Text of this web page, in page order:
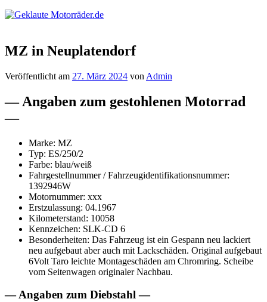
MZ in Neuplatendorf
Veröffentlicht am 27. März 2024 von Admin
— Angaben zum gestohlenen Motorrad
—
Marke: MZ
Typ: ES/250/2
Farbe: blau/weiß
Fahrgestellnummer / Fahrzeugidentifikationsnummer:
1392946W
Motornummer: xxx
Erstzulassung: 04.1967
Kilometerstand: 10058
Kennzeichen: SLK-CD 6
Besonderheiten: Das Fahrzeug ist ein Gespann neu lackiert
neu aufgebaut aber auch mit Lackschäden. Original aufgebaut
6Volt Taro leichte Montageschäden am Chromring. Scheibe
vom Seitenwagen originaler Nachbau.
— Angaben zum Diebstahl —